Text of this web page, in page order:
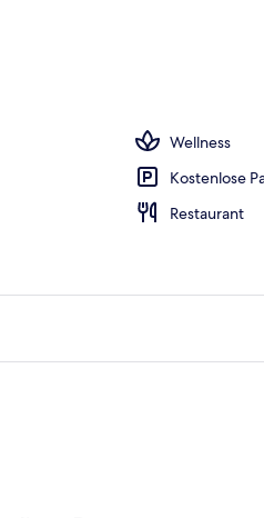
Wellness
Kostenlose
Restaurant